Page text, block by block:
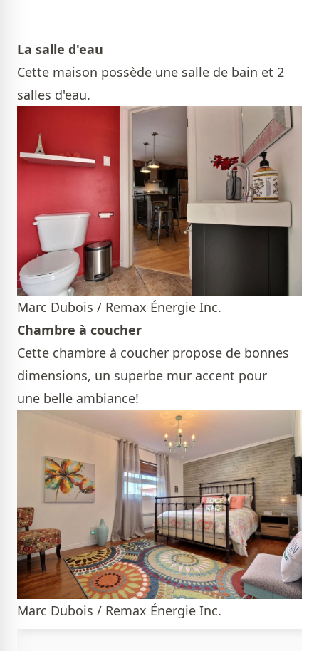
La salle d'eau
Cette maison possède une salle de bain et 2
salles d'eau.
Marc Dubois / Remax Énergie Inc.
Chambre à coucher
Cette chambre à coucher propose de bonnes
dimensions, un superbe mur accent pour
une belle ambiance!
Marc Dubois / Remax Énergie Inc.